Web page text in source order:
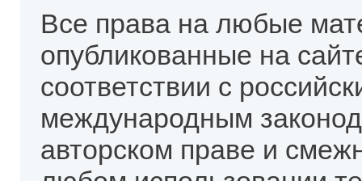
Все права на любые
опубликованные на
соответствии с
международным
авторском праве и